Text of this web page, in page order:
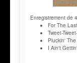
Enregistrement de
For The
Tweet-
Pluckin'
I Ain't